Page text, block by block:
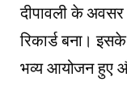
दीपावली के
रिकार्ड बना।
भव्य आयोजन हुए